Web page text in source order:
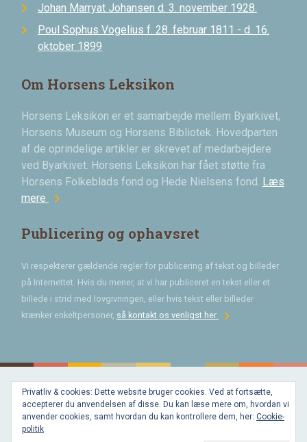
Johan Marryat Johansen d. 3. november 1928.
Poul Sophus Vogelius f. 28. februar 1811 - d. 16.
oktober 1899
Om Horsens Leksikon
Horsens Leksikon er et samarbejde mellem Byarkivet,
Horsens Museum og Horsens Bibliotek. Hovedparten
af de oprindelige artikler er skrevet af medarbejdere
ved Byarkivet. Horsens Leksikon har fået støtte fra
Horsens Folkeblads fond og Hede Nielsens fond. Læs
mere chevron_right
Publicering og ophavsret
Vi respekterer gældende regler for publicering af tekst og billeder
på Internettet. Hvis du mener, at vi har publiceret en tekst eller et
billede i strid med lovgivningen, eller hvis tekst eller billeder
krænker enkeltpersoner, så kontakt os venligst herchevron_right
Bygget med
WordPressog
favoriteaf
Privatliv & cookies: Dette website bruger cookies. Ved at fortsætte,
accepterer du anvendelsen af disse. Du kan læse mere om, hvordan vi
anvender cookies, samt hvordan du kan kontrollere dem, her: Cookie-
politik